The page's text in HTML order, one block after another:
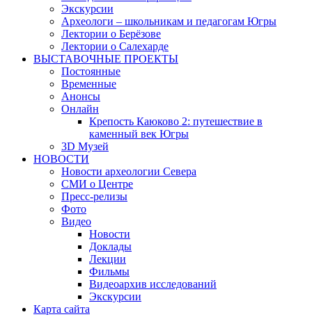
Экскурсии
Археологи – школьникам и педагогам Югры
Лектории о Берёзове
Лектории о Салехарде
ВЫСТАВОЧНЫЕ ПРОЕКТЫ
Постоянные
Временные
Анонсы
Онлайн
Крепость Каюково 2: путешествие в
каменный век Югры
3D Музей
НОВОСТИ
Новости археологии Севера
СМИ о Центре
Пресс-релизы
Фото
Видео
Новости
Доклады
Лекции
Фильмы
Видеоархив исследований
Экскурсии
Карта сайта